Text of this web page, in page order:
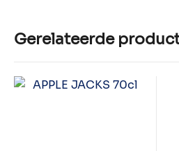
Gerelateerde